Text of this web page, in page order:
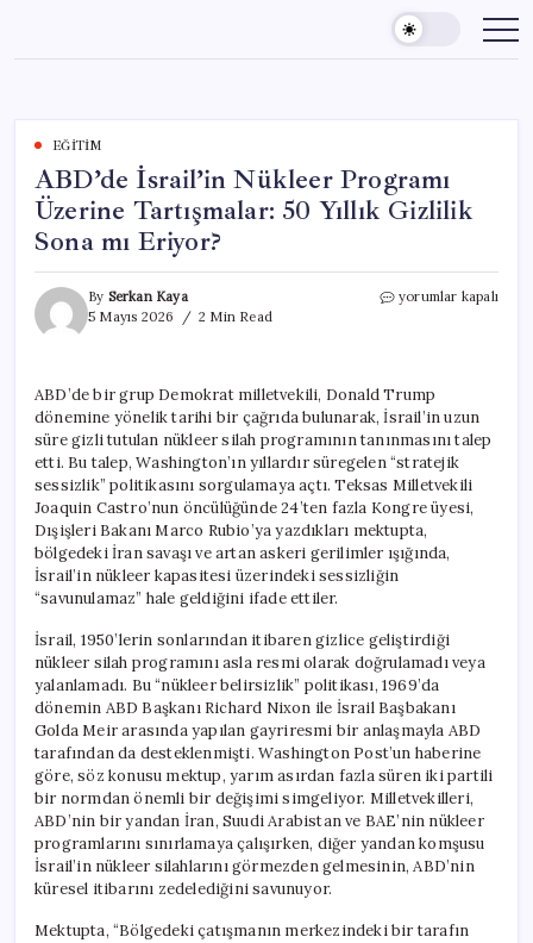
content
EĞITIM
ABD’de İsrail’in Nükleer Programı
Üzerine Tartışmalar: 50 Yıllık Gizlilik
Sona mı Eriyor?
By Serkan Kaya
5 Mayıs 2026
2 Min Read
ABD’de
Tartışmalar:
50
Yıllık
Gizlilik
Sona
Eriyor?
için
yorumlar kapalı
ABD’de bir grup Demokrat milletvekili, Donald Trump
dönemine yönelik tarihi bir çağrıda bulunarak, İsrail’in uzun
süre gizli tutulan nükleer silah programının tanınmasını talep
etti. Bu talep, Washington’ın yıllardır süregelen “stratejik
sessizlik” politikasını sorgulamaya açtı. Teksas Milletvekili
Joaquin Castro’nun öncülüğünde 24’ten fazla Kongre üyesi,
Dışişleri Bakanı Marco Rubio’ya yazdıkları mektupta,
bölgedeki İran savaşı ve artan askeri gerilimler ışığında,
İsrail’in nükleer kapasitesi üzerindeki sessizliğin
“savunulamaz” hale geldiğini ifade ettiler.
İsrail, 1950’lerin sonlarından itibaren gizlice geliştirdiği
nükleer silah programını asla resmi olarak doğrulamadı veya
yalanlamadı. Bu “nükleer belirsizlik” politikası, 1969’da
dönemin ABD Başkanı Richard Nixon ile İsrail Başbakanı
Golda Meir arasında yapılan gayriresmi bir anlaşmayla ABD
tarafından da desteklenmişti. Washington Post’un haberine
göre, söz konusu mektup, yarım asırdan fazla süren iki partili
bir normdan önemli bir değişimi simgeliyor. Milletvekilleri,
ABD’nin bir yandan İran, Suudi Arabistan ve BAE’nin nükleer
programlarını sınırlamaya çalışırken, diğer yandan komşusu
İsrail’in nükleer silahlarını görmezden gelmesinin, ABD’nin
küresel itibarını zedelediğini savunuyor.
Mektupta, “Bölgedeki çatışmanın merkezindeki bir tarafın